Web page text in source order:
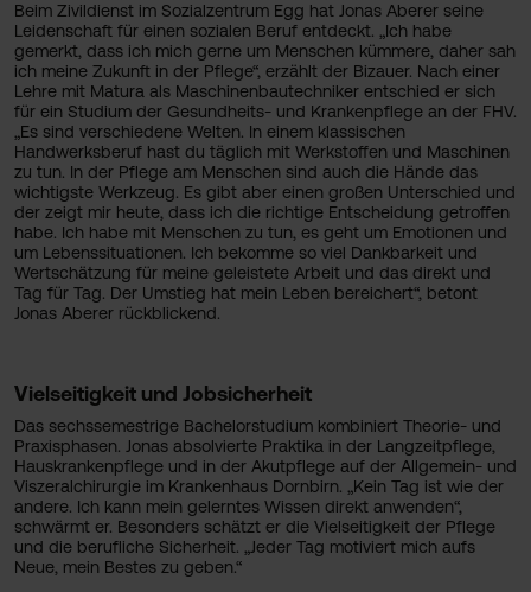
Beim Zivildienst im Sozialzentrum Egg hat Jonas Aberer seine
Leidenschaft für einen sozialen Beruf entdeckt. „Ich habe
gemerkt, dass ich mich gerne um Menschen kümmere, daher sah
ich meine Zukunft in der Pflege“, erzählt der Bizauer. Nach einer
Lehre mit Matura als Maschinenbautechniker entschied er sich
für ein Studium der Gesundheits- und Krankenpflege an der FHV.
„Es sind verschiedene Welten. In einem klassischen
Handwerksberuf hast du täglich mit Werkstoffen und Maschinen
zu tun. In der Pflege am Menschen sind auch die Hände das
wichtigste Werkzeug. Es gibt aber einen großen Unterschied und
der zeigt mir heute, dass ich die richtige Entscheidung getroffen
habe. Ich habe mit Menschen zu tun, es geht um Emotionen und
um Lebenssituationen. Ich bekomme so viel Dankbarkeit und
Wertschätzung für meine geleistete Arbeit und das direkt und
Tag für Tag. Der Umstieg hat mein Leben bereichert“, betont
Jonas Aberer rückblickend.
Vielseitigkeit und Jobsicherheit
Das sechssemestrige Bachelorstudium kombiniert Theorie- und
Praxisphasen. Jonas absolvierte Praktika in der Langzeitpflege,
Hauskrankenpflege und in der Akutpflege auf der Allgemein- und
Viszeralchirurgie im Krankenhaus Dornbirn. „Kein Tag ist wie der
andere. Ich kann mein gelerntes Wissen direkt anwenden“,
schwärmt er. Besonders schätzt er die Vielseitigkeit der Pflege
und die berufliche Sicherheit. „Jeder Tag motiviert mich aufs
Neue, mein Bestes zu geben.“